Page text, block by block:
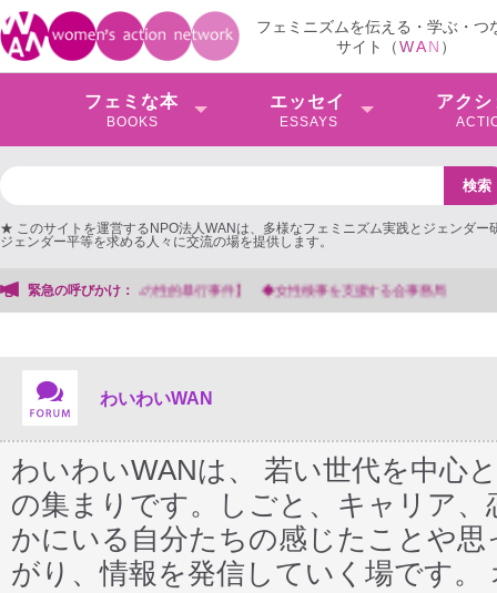
フェミニズムを伝える・学ぶ・つ
サイト（WAN ）
フェミな本
BOOKS
エッセイ
ESSAYS
アクシ
★ このサイトを運営するNPO法人WANは、多様なフェミニズム実践とジェンダー
ジェンダー平等を求める人々に交流の場を提供します。
緊急の呼びかけ： 【抗議文】2026年3月13日第6次男女共同参画基本計画の
わいわいWAN
わいわいWANは、 若い世代を中心
の集まりです。しごと、キャリア
かにいる自分たちの感じたことや
がり、情報を発信していく場です